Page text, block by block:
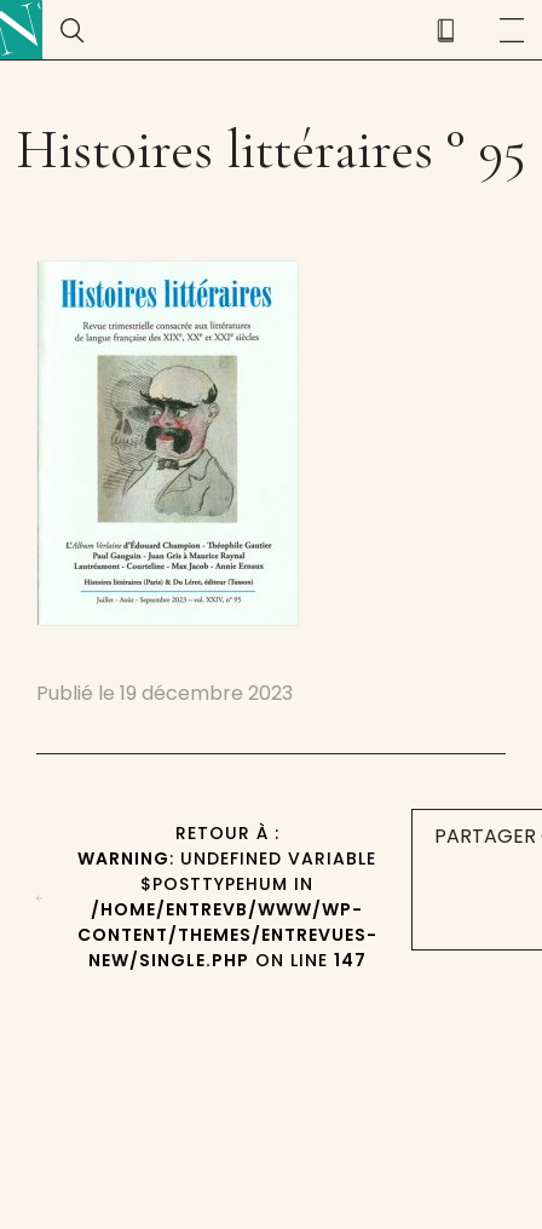
Histoires littéraires ° 95
Publié le 19 décembre 2023
RETOUR À :
WARNING: UNDEFINED VARIABLE
$POSTTYPEHUM IN
/HOME/ENTREVB/WWW/WP-
CONTENT/THEMES/ENTREVUES-
NEW/SINGLE.PHP ON LINE 147